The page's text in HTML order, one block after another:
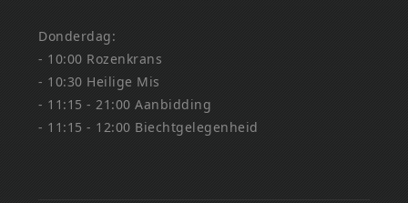
Donderdag:
- 10:00 Rozenkrans
- 10:30 Heilige Mis
- 11:15 - 21:00 Aanbidding
- 11:15 - 12:00 Biechtgelegenheid